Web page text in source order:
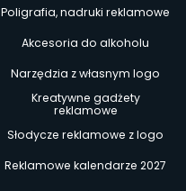
Poligrafia, nadruki reklamowe
Akcesoria do alkoholu
Narzędzia z własnym logo
Kreatywne gadżety
reklamowe
Słodycze reklamowe z logo
Reklamowe kalendarze 2027